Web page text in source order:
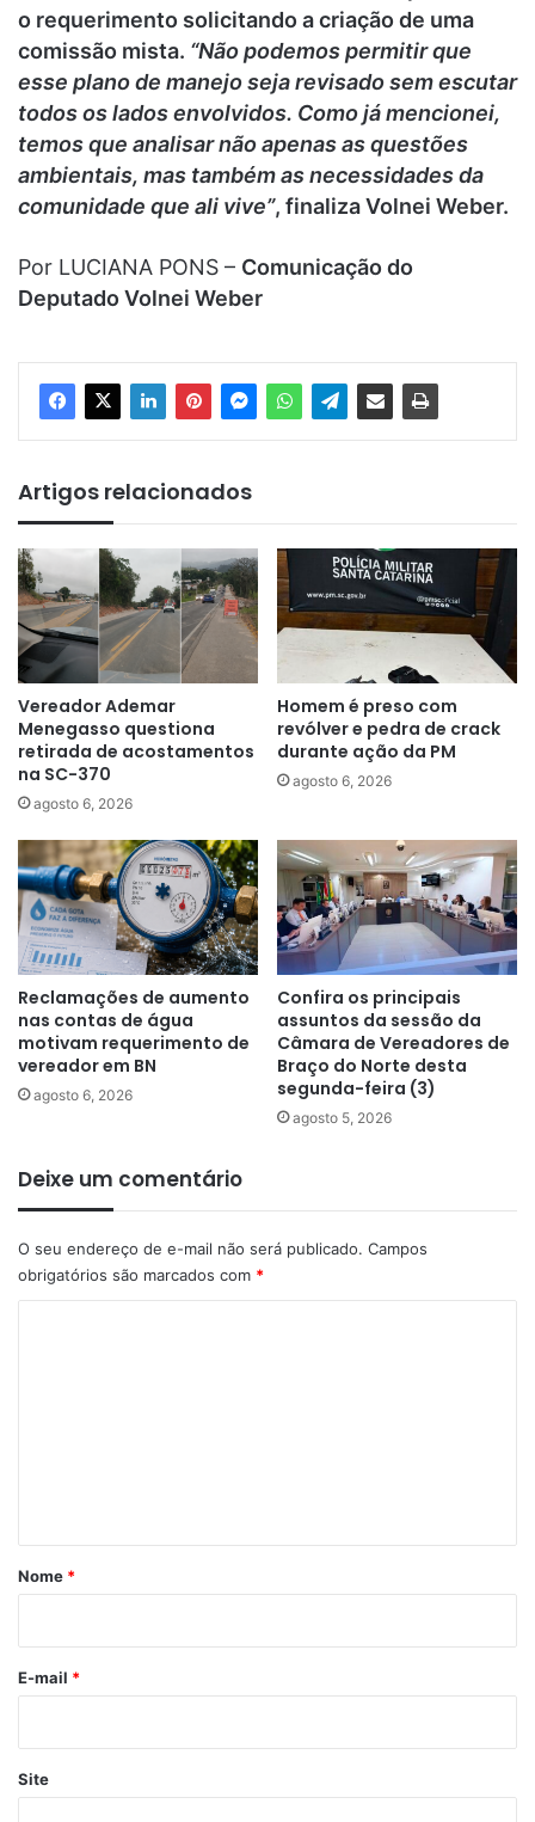
o requerimento solicitando a criação de uma
comissão mista. “Não podemos permitir que
esse plano de manejo seja revisado sem escutar
todos os lados envolvidos. Como já mencionei,
temos que analisar não apenas as questões
ambientais, mas também as necessidades da
comunidade que ali vive”, finaliza Volnei Weber.
Por LUCIANA PONS – Comunicação do
Deputado Volnei Weber
Artigos relacionados
Vereador Ademar
Menegasso questiona
retirada de acostamentos
na SC-370
agosto 6, 2026
Homem é preso com
revólver e pedra de crack
durante ação da PM
agosto 6, 2026
Reclamações de aumento
nas contas de água
motivam requerimento de
vereador em BN
agosto 6, 2026
Confira os principais
assuntos da sessão da
Câmara de Vereadores de
Braço do Norte desta
segunda-feira (3)
agosto 5, 2026
Deixe um comentário
O seu endereço de e-mail não será publicado. Campos
obrigatórios são marcados com *
r
*
Nome *
E-mail *
Site